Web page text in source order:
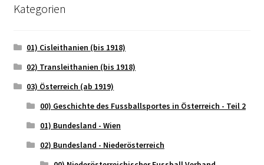
Kategorien
01) Cisleithanien (bis 1918)
02) Transleithanien (bis 1918)
03) Österreich (ab 1919)
00) Geschichte des Fussballsportes in Österreich - Teil 2
01) Bundesland - Wien
02) Bundesland - Niederösterreich